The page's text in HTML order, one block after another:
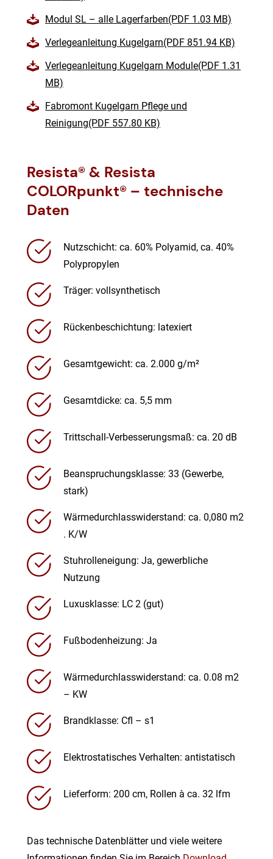
Modul SL – alle Lagerfarben(PDF 1.03 MB)
Verlegeanleitung Kugelgarn(PDF 851.94 KB)
Verlegeanleitung Kugelgarn Module(PDF 1.31
MB)
Fabromont Kugelgarn Pflege und
Reinigung(PDF 557.80 KB)
Resista® & Resista
COLORpunkt® – technische
Daten
Nutzschicht: ca. 60% Polyamid, ca. 40%
Polypropylen
Träger: vollsynthetisch
Rückenbeschichtung: latexiert
Gesamtgewicht: ca. 2.000 g/m²
Gesamtdicke: ca. 5,5 mm
Trittschall-Verbesserungsmaß: ca. 20 dB
Beanspruchungsklasse: 33 (Gewerbe,
stark)
Wärmedurchlasswiderstand: ca. 0,080 m2
. K/W
Stuhrolleneigung: Ja, gewerbliche
Nutzung
Luxusklasse: LC 2 (gut)
Fußbodenheizung: Ja
Wärmedurchlasswiderstand: ca. 0.08 m2
– KW
Brandklasse: Cfl – s1
Elektrostatisches Verhalten: antistatisch
Lieferform: 200 cm, Rollen à ca. 32 lfm
Das technische Datenblätter und viele weitere